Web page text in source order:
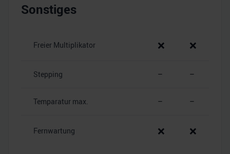
Sonstiges
Freier Multiplikator ❌ ❌
Stepping – –
Temparatur max. – –
Fernwartung ❌ ❌